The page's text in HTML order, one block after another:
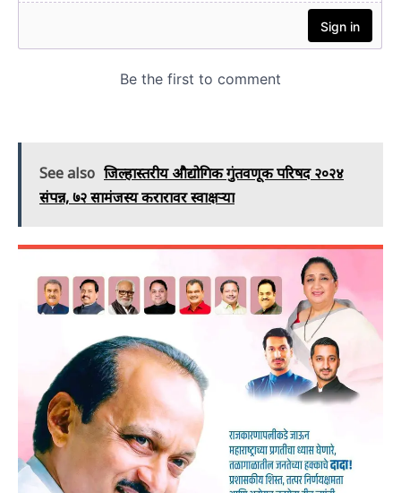
See also जिल्हास्तरीय औद्योगिक गुंतवणूक परिषद २०२४
संपन्न, ७२ सामंजस्य करारावर स्वाक्षऱ्या